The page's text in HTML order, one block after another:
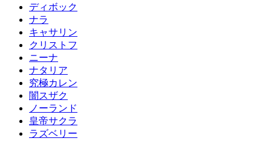
ディボック
ナラ
キャサリン
クリストフ
ニーナ
ナタリア
究極カレン
闇スザク
ノーランド
皇帝サクラ
ラズベリー